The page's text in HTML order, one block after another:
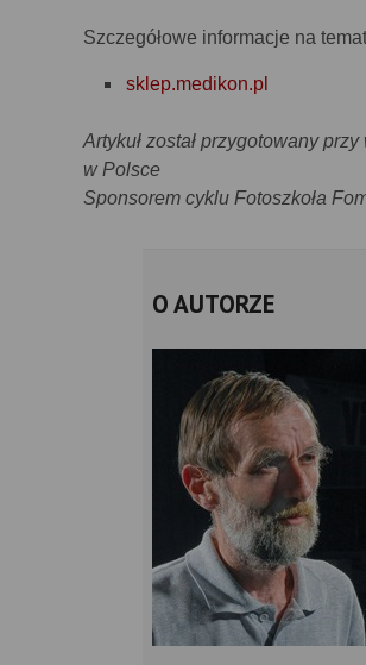
Szczegółowe informacje na
sklep.medikon.pl
Artykuł został przygotowany
w Polsce
Sponsorem cyklu Fotoszkoła
O AUTORZE